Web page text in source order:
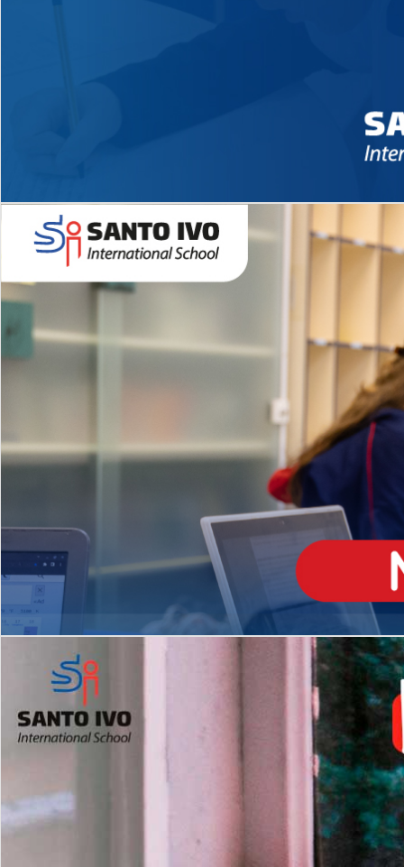
Novidades 2026 High School
Matrículas Abertas 2026
EDUCAÇÃO INFANTIL
Inglês todos os dias
MÉDIO
igh School
Dupla Diplomação
2º AO 5º ANO FUNDAMENTAL
es
Com imersão Bilingue - Anos
Finais